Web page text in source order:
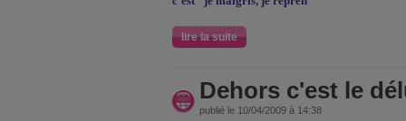
lire la suite
Dehors c'est le
publié le 10/04/2009 à 14:38